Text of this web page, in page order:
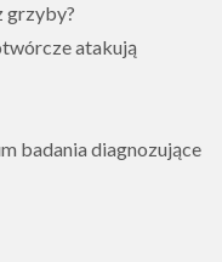
grzyby?
atakują
badania diagnozujące